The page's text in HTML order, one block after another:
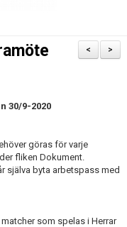
>
<
30/9-2020
göras för varje
fliken Dokument.
själva byta arbetspass med
som spelas i Herrar